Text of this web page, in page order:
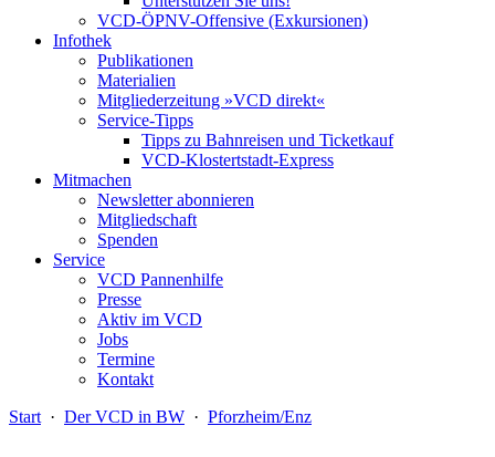
VCD-ÖPNV-Offensive (Exkursionen)
Infothek
Publikationen
Materialien
Mitgliederzeitung »VCD direkt«
Service-Tipps
Tipps zu Bahnreisen und Ticketkauf
VCD-Klostertstadt-Express
Mitmachen
Newsletter abonnieren
Mitgliedschaft
Spenden
Service
VCD Pannenhilfe
Presse
Aktiv im VCD
Jobs
Termine
Kontakt
Start · Der VCD in BW · Pforzheim/Enz